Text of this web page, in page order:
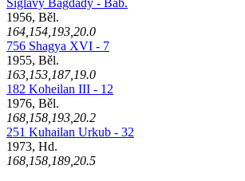
1956, Běl.
164,154,193,20.0
756 Shagya XVI - 7
1955, Běl.
163,153,187,19.0
182 Koheilan III - 12
1976, Běl.
168,158,193,20.2
251 Kuhailan Urkub - 32
1973, Hd.
168,158,189,20.5